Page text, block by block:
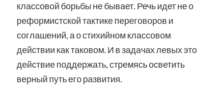
классовой борьбы не бывает. Речь идет не о
реформистской тактике переговоров и
соглашений, а о стихийном классовом
действии как таковом. И в задачах левых это
действие поддержать, стремясь осветить
верный путь его развития.